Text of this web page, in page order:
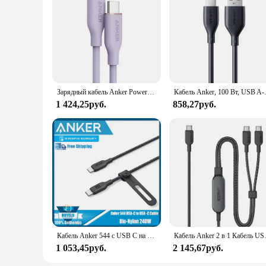
at home, in the office, or on the move.
Зарядный кабель Anker PowerLine III, USB Type C, 6 футов, с разъемом Lightning
1 424,25руб.
Кабель Anker, 100
858,27руб.
Кабель Anker 544 с USB C на USB C (240 Вт, 3 фута/6 футов) для быстрой зарядки iphone 15 Samsung Huawei
1 053,45руб.
Кабель Anker 2 в
2 145,67руб.